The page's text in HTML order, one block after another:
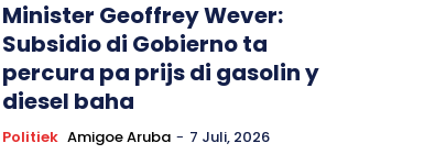
Minister Geoffrey Wever:
Subsidio di Gobierno ta
percura pa prijs di gasolin y
diesel baha
Politiek Amigoe Aruba - 7 Juli, 2026